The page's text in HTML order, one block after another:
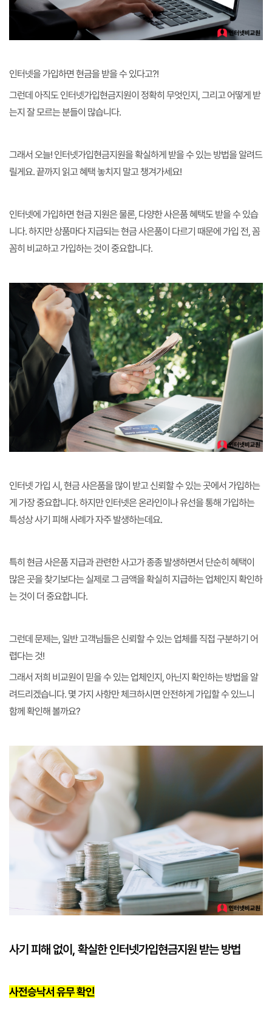
인터넷을 가입하면 현금을 받을 수 있다고?!
그런데 아직도 인터넷가입현금지원이 정확히 무엇인지, 그리고 어떻게 받
는지 잘 모르는 분들이 많습니다.
그래서 오늘! 인터넷가입현금지원을 확실하게 받을 수 있는 방법을 알려드
릴게요. 끝까지 읽고 혜택 놓치지 말고 챙겨가세요!
인터넷에 가입하면 현금 지원은 물론, 다양한 사은품 혜택도 받을 수 있습
니다. 하지만 상품마다 지급되는 현금 사은품이 다르기 때문에 가입 전, 꼼
꼼히 비교하고 가입하는 것이 중요합니다.
인터넷 가입 시, 현금 사은품을 많이 받고 신뢰할 수 있는 곳에서 가입하는
게 가장 중요합니다. 하지만 인터넷은 온라인이나 유선을 통해 가입하는
특성상 사기 피해 사례가 자주 발생하는데요.
특히 현금 사은품 지급과 관련한 사고가 종종 발생하면서 단순히 혜택이
많은 곳을 찾기보다는 실제로 그 금액을 확실히 지급하는 업체인지 확인하
는 것이 더 중요합니다.
그런데 문제는, 일반 고객님들은 신뢰할 수 있는 업체를 직접 구분하기 어
렵다는 것!
그래서 저희 비교원이 믿을 수 있는 업체인지, 아닌지 확인하는 방법을 알
려드리겠습니다. 몇 가지 사항만 체크하시면 안전하게 가입할 수 있느니
함께 확인해 볼까요?
사기 피해 없이, 확실한 인터넷가입현금지원 받는 방법
사전승낙서 유무 확인